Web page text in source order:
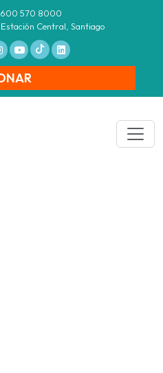
600 570 8000
Central, Santiago